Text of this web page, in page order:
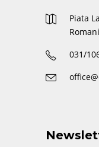
Piata
031/